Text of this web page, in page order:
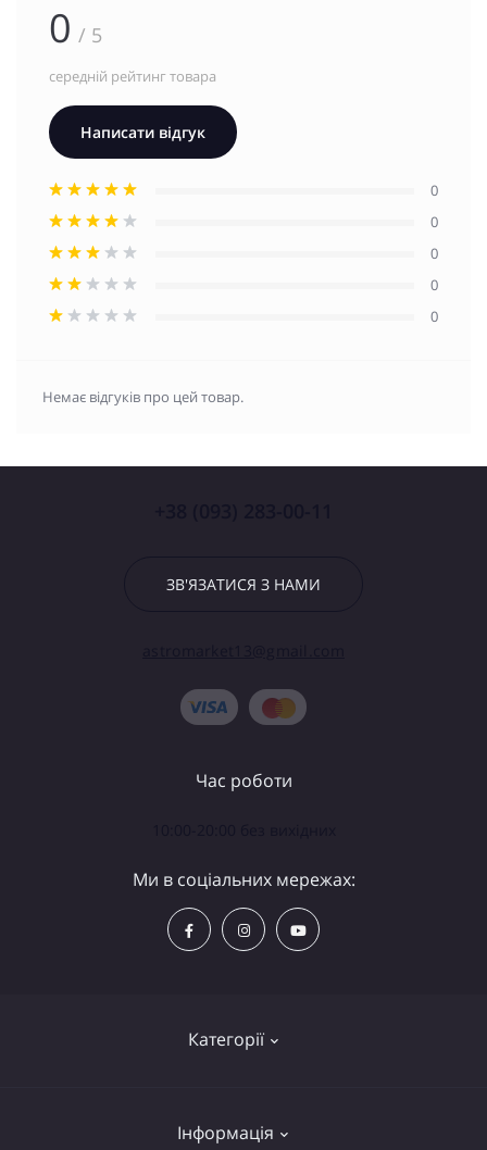
0 / 5
середній рейтинг товара
Написати відгук
0
0
0
0
0
Немає відгуків про цей товар.
ЗВ'ЯЗАТИСЯ З НАМИ
Категорії
Інформація
Час роботи
Ми в соціальних мережах: